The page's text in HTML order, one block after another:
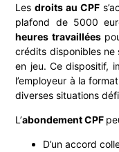
Lesdroits au CPF
plafond de 5000
heures travaillées
crédits disponibles ne
en jeu. Ce dispositif,
l’employeur à la
diverses situations
L’abondement CPF
D’un accord